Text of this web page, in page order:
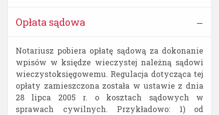
Opłata sądowa
Notariusz pobiera opłatę sądową za dokonanie
wpisów w księdze wieczystej należną sądowi
wieczystoksięgowemu. Regulacja dotycząca tej
opłaty zamieszczona została w ustawie z dnia
28 lipca 2005 r. o kosztach sądowych w
sprawach cywilnych. Przykładowo: 1) od